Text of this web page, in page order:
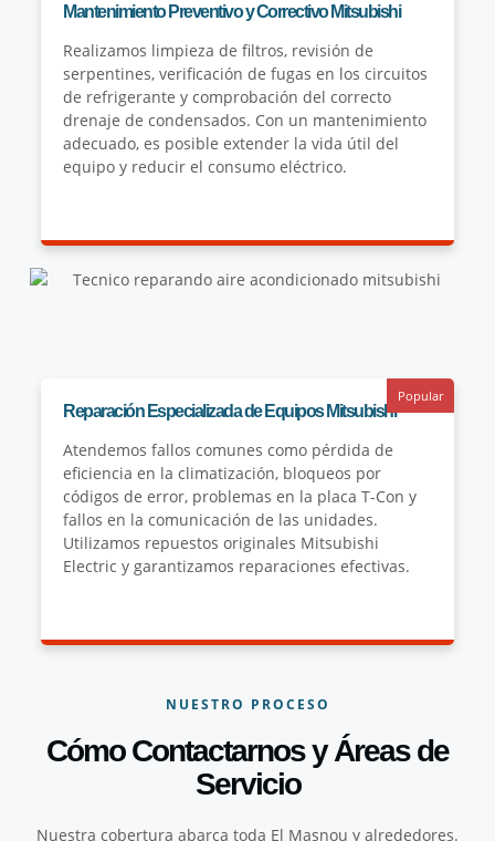
Mantenimiento Preventivo y Correctivo Mitsubishi
Realizamos limpieza de filtros, revisión de
serpentines, verificación de fugas en los circuitos
de refrigerante y comprobación del correcto
drenaje de condensados. Con un mantenimiento
adecuado, es posible extender la vida útil del
equipo y reducir el consumo eléctrico.
Reparación Especializada de Equipos Mitsubishi
Atendemos fallos comunes como pérdida de
eficiencia en la climatización, bloqueos por
códigos de error, problemas en la placa T-Con y
fallos en la comunicación de las unidades.
Utilizamos repuestos originales Mitsubishi
Electric y garantizamos reparaciones efectivas.
Popular
NUESTRO PROCESO
Cómo Contactarnos y Áreas de
Servicio
Nuestra cobertura abarca toda El Masnou y alrededores.